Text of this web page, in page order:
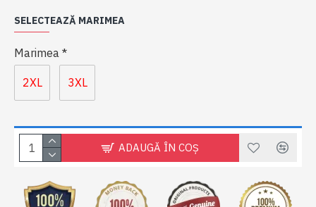
SELECTEAZĂ MARIMEA
Marimea
2XL 3XL
ADAUGĂ ÎN COŞ